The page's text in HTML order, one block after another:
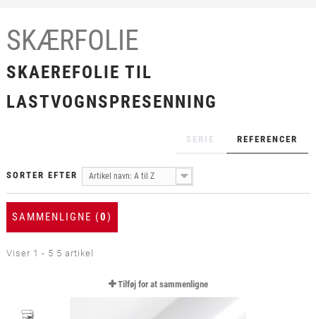
LAMINAT
TEKSTIL
BESKYTTELSESFILM
SKÆRFOLIE
SKAEREFOLIE TIL
LASTVOGNSPRESENNING
REFERENCER
SERIE
SORTER EFTER Artikel navn: A til Z
SAMMENLIGNE (0)
Viser 1 - 5 5 artikel
Tilføj for at sammenligne